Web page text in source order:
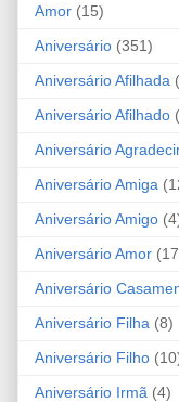
Amor (15)
Aniversário (351)
Aniversário Afilhada
Aniversário Afilhado
Aniversário
Aniversário Amiga
Aniversário Amigo
Aniversário Amor
Aniversário
Aniversário Filha (8)
Aniversário Filho
Aniversário Irmã (4)